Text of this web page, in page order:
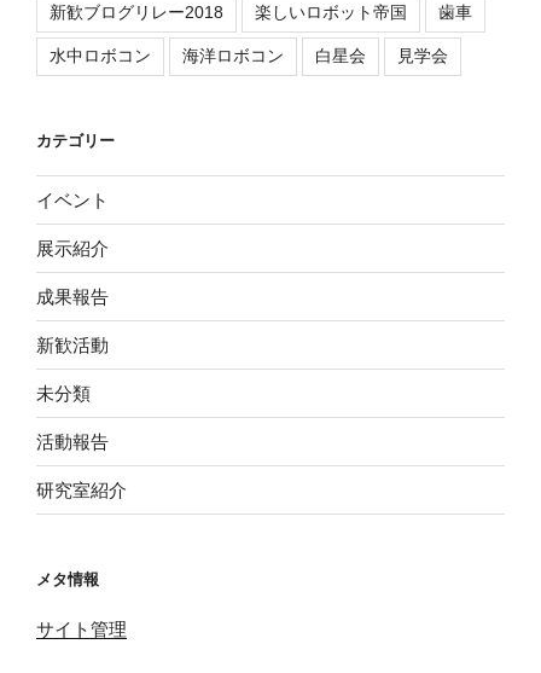
新歓ブログリレー2018 楽しいロボット帝国 歯車
水中ロボコン 海洋ロボコン 白星会 見学会
カテゴリー
イベント
展示紹介
成果報告
新歓活動
未分類
活動報告
研究室紹介
メタ情報
サイト管理